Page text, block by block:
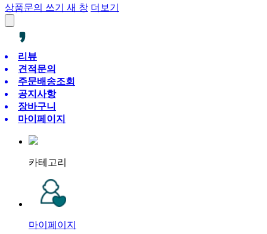
상품문의 쓰기 새 창 더보기
리뷰
견적문의
주문배송조회
공지사항
장바구니
마이페이지
카테고리
마이페이지